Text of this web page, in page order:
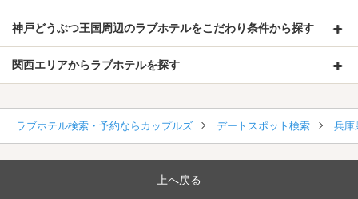
神戸どうぶつ王国周辺のラブホテルをこだわり条件から探す
関西エリアからラブホテルを探す
ラブホテル検索・予約ならカップルズ デートスポット検索 兵庫
上へ戻る